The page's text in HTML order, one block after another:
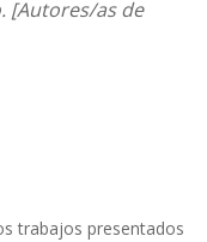
[Autores/as de
trabajos presentados